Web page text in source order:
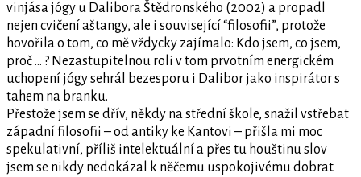
vinjása jógy u Dalibora Štědronského (2002) a propadl
nejen cvičení aštangy, ale i související “filosofii”, protože
hovořila o tom, co mě vždycky zajímalo: Kdo jsem, co jsem,
proč … ? Nezastupitelnou roli v tom prvotním energickém
uchopení jógy sehrál bezesporu i Dalibor jako inspirátor s
tahem na branku.
Přestože jsem se dřív, někdy na střední škole, snažil vstřebat
západní filosofii – od antiky ke Kantovi – přišla mi moc
spekulativní, příliš intelektuální a přes tu houštinu slov
jsem se nikdy nedokázal k něčemu uspokojivému dobrat.